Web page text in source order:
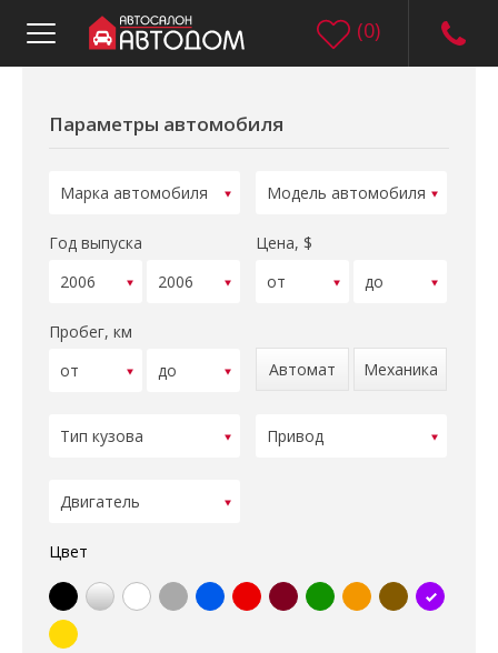
(0)
Параметры автомобиля
Год выпуска Цена, $
Пробег, км
Автомат
Механика
Цвет